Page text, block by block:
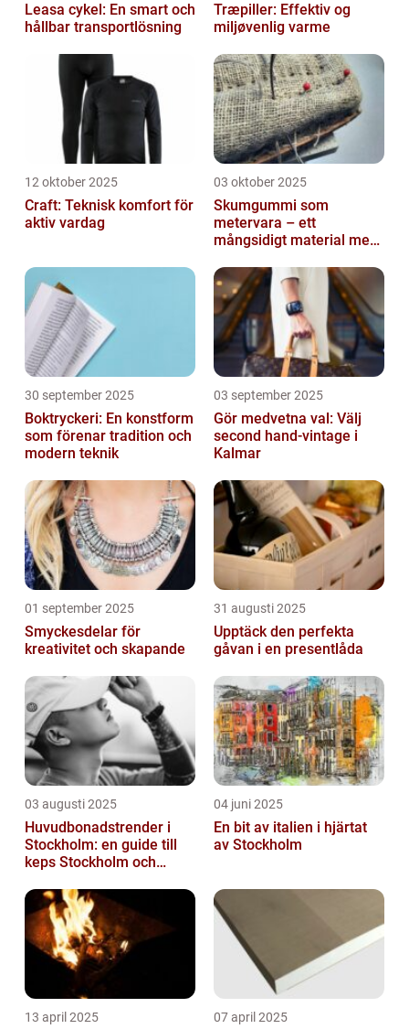
Leasa cykel: En smart och
hållbar transportlösning
Træpiller: Effektiv og
miljøvenlig varme
12 oktober 2025
Craft: Teknisk komfort för
aktiv vardag
03 oktober 2025
Skumgummi som
metervara – ett
mångsidigt material med
användningsområden
30 september 2025
Boktryckeri: En konstform
som förenar tradition och
modern teknik
03 september 2025
Gör medvetna val: Välj
second hand-vintage i
Kalmar
01 september 2025
Smyckesdelar för
kreativitet och skapande
31 augusti 2025
Upptäck den perfekta
gåvan i en presentlåda
03 augusti 2025
Huvudbonadstrender i
Stockholm: en guide till
keps Stockholm och
04 juni 2025
En bit av italien i hjärtat
av Stockholm
13 april 2025 07 april 2025